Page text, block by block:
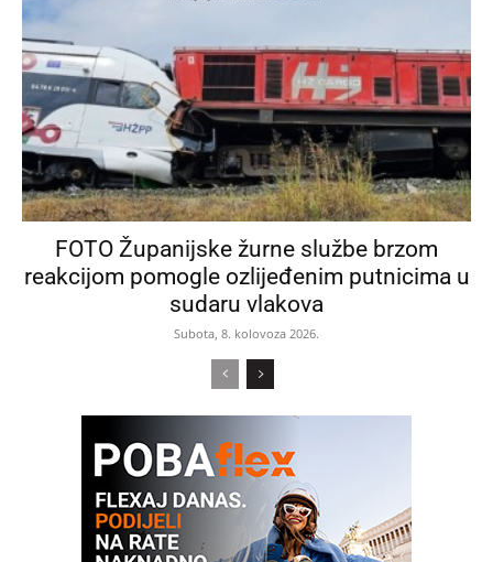
FOTO Županijske žurne službe brzom
reakcijom pomogle ozlijeđenim putnicima u
sudaru vlakova
Subota, 8. kolovoza 2026.